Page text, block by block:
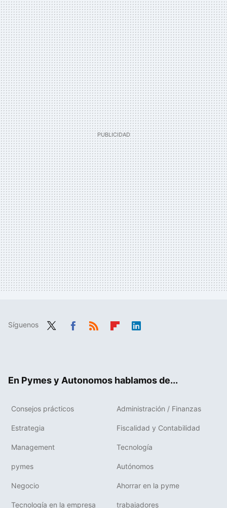
Síguenos
En Pymes y Autonomos hablamos de...
Consejos prácticos Administración / Finanzas
Estrategia Fiscalidad y Contabilidad
Management Tecnología
pymes Autónomos
Negocio Ahorrar en la pyme
Tecnología en la empresa trabajadores